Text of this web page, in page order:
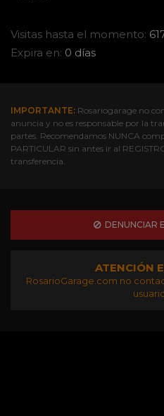
Visitas hasta el momento:
Expira en: 0 días
IMPORTANTE: Rosariogarage no
anuncia y no es responsable por la
partes. Recomendamos NUNCA
PARTICULAR sin antes ir al
transferencia.
DENUNCIAR
ATENCIÓN
RosarioGarage.com no